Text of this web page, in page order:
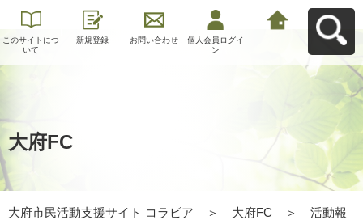
このサイトにつ
いて
新規登録 お問い合わせ
個人会員ログイ
ン
大府FC
大府市民活動支援サイト コラビア ＞ 大府FC ＞
活動報